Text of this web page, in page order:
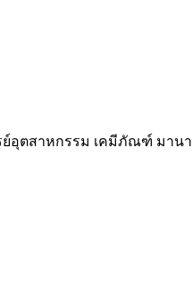
ย์อุตสาหกรรม เคมีภัณฑ์ มาน